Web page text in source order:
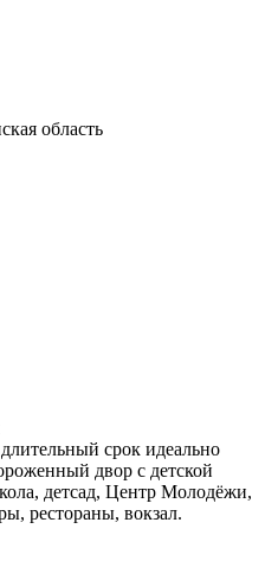
область
срок идеально
двор с детской
детсад, Центр Молодёжи,
рестораны, вокзал.